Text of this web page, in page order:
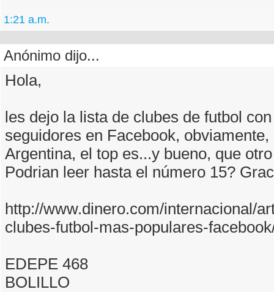
1:21 a.m.
Anónimo dijo...
Hola,
les dejo la lista de clubes de futbol
seguidores en Facebook, obviamente,
Argentina, el top es...y bueno, que
Podrian leer hasta el número 15?
http://www.dinero.com/internacional/
clubes-futbol-mas-populares-
EDEPE 468
BOLILLO